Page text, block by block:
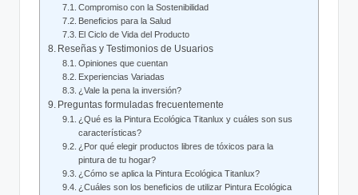
Compromiso con la Sostenibilidad
Beneficios para la Salud
El Ciclo de Vida del Producto
Reseñas y Testimonios de Usuarios
Opiniones que cuentan
Experiencias Variadas
¿Vale la pena la inversión?
Preguntas formuladas frecuentemente
¿Qué es la Pintura Ecológica Titanlux y cuáles son sus
características?
¿Por qué elegir productos libres de tóxicos para la
pintura de tu hogar?
¿Cómo se aplica la Pintura Ecológica Titanlux?
¿Cuáles son los beneficios de utilizar Pintura Ecológica